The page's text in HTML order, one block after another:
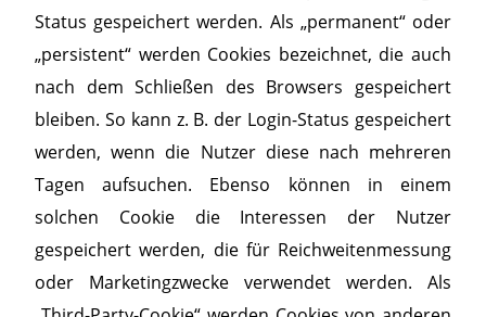
Status gespeichert werden. Als „permanent“ oder
„persistent“ werden Cookies bezeichnet, die auch
nach dem Schließen des Browsers gespeichert
bleiben. So kann z. B. der Login-Status gespeichert
werden, wenn die Nutzer diese nach mehreren
Tagen aufsuchen. Ebenso können in einem
solchen Cookie die Interessen der Nutzer
gespeichert werden, die für Reichweitenmessung
oder Marketingzwecke verwendet werden. Als